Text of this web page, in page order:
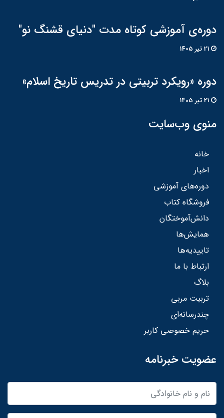
دوره‌ی آموزشی کوتاه مدت "دنیای قشنگ نو"
دوره «رویکرد تربیتی در تدریس تاریخ اسلام»
منوی وب‌سایت
خانه
اخبار
دوره‌های آموزشی
فروشگاه کتاب
دانش‌آموختگان
همایش‌ها
تاییدیه‌ها
ارتباط با ما
بلاگ
تربیت مربی
چندرسانه‌ای
حریم خصوصی کاربر
عضویت خبرنامه